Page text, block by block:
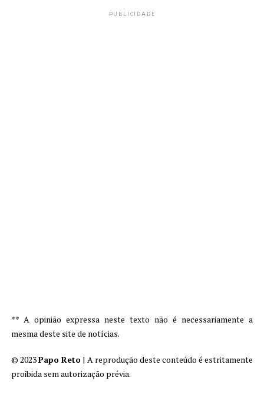
PUBLICIDADE
** A opinião expressa neste texto não é necessariamente a
mesma deste site de notícias.
© 2023Papo Reto | A reprodução deste conteúdo é estritamente
proibida sem autorização prévia.